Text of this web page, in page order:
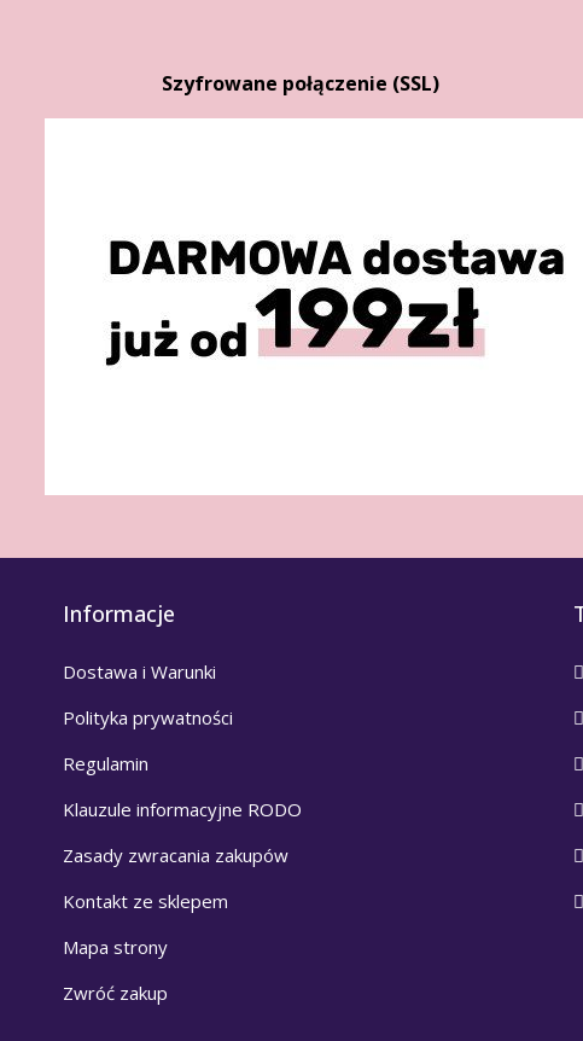
Szyfrowane połączenie (SSL)
Informacje
Dostawa i Warunki
Polityka prywatności
Regulamin
Klauzule informacyjne RODO
Zasady zwracania zakupów
Kontakt ze sklepem
Mapa strony
Zwróć zakup